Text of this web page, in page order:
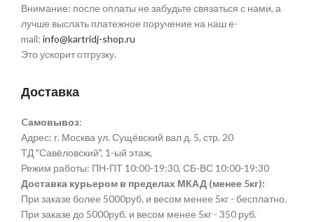
Внимание: после оплаты не забудьте связаться с нами, а
лучше выслать платежное поручение на наш e-
mail: info@kartridj-shop.ru
Это ускорит отгрузку.
Доставка
Cамовывоз:
Адрес: г. Москва ул. Сущёвский вал д. 5, стр. 20
ТД "Савёловский", 1-ый этаж,
Режим работы: ПН-ПТ 10:00-19:30, СБ-ВС 10:00-19:30
Доставка курьером в пределах МКАД (менее 5кг):
При заказе более 5000руб. и весом менее 5кг - бесплатно.
При заказе до 5000руб. и весом менее 5кг - 350 руб.